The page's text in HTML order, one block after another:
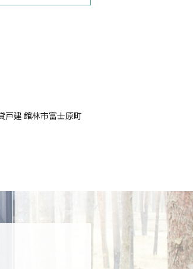
戸建 館林市富士原町